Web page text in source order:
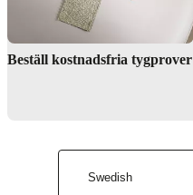
Beställ kostnadsfria tygprover
Swedish